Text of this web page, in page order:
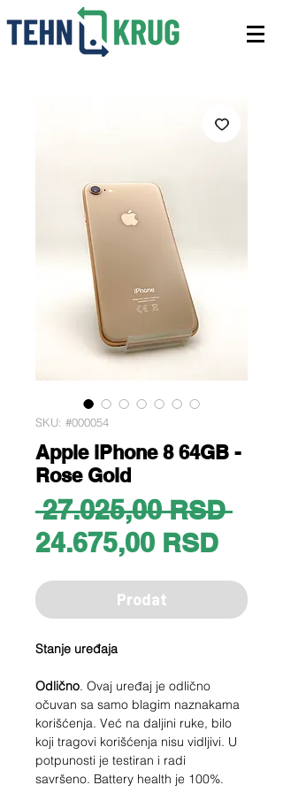
SKU: #000054
Apple iPhone 8 64GB -
Rose Gold
27.025,00 RSD
24.675,00 RSDSale
Price
Prodat
Stanje uređaja
Odlično. Ovaj uređaj je odlično
očuvan sa samo blagim naznakama
korišćenja. Već na daljini ruke, bilo
koji tragovi korišćenja nisu vidljivi. U
potpunosti je testiran i radi
savršeno. Battery health je 100%.